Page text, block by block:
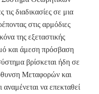
διαδικασίες σε μια
στις αρμόδιες
της εξεταστικής
και άμεση πρόσβαση
βρίσκεται ήδη σε
Μεταφορών και
να επεκταθεί